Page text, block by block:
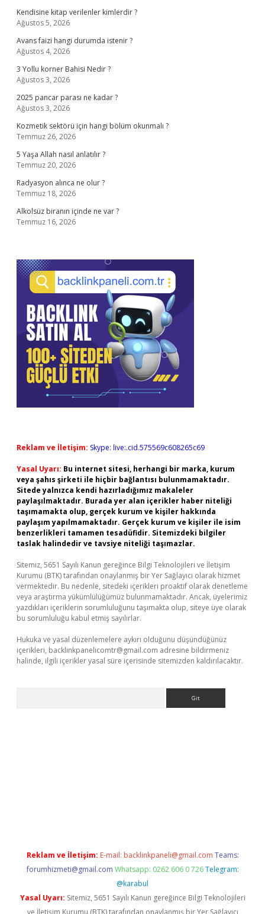
Kendisine kitap verilenler kimlerdir ?
Ağustos 5, 2026
Avans faizi hangi durumda istenir ?
Ağustos 4, 2026
3 Yollu korner Bahisi Nedir ?
Ağustos 3, 2026
2025 pancar parası ne kadar ?
Ağustos 3, 2026
Kozmetik sektörü için hangi bölüm okunmalı ?
Temmuz 26, 2026
5 Yaşa Allah nasıl anlatılır ?
Temmuz 20, 2026
Radyasyon alınca ne olur ?
Temmuz 18, 2026
Alkolsüz biranın içinde ne var ?
Temmuz 16, 2026
Reklam ve İletişim: Skype: live:.cid.575569c608265c69
Yasal Uyarı: Bu internet sitesi, herhangi bir marka, kurum
veya şahıs şirketi ile hiçbir bağlantısı bulunmamaktadır.
Sitede yalnızca kendi hazırladığımız makaleler
paylaşılmaktadır. Burada yer alan içerikler haber niteliği
taşımamakta olup, gerçek kurum ve kişiler hakkında
paylaşım yapılmamaktadır. Gerçek kurum ve kişiler ile isim
benzerlikleri tamamen tesadüfidir. Sitemizdeki bilgiler
taslak halindedir ve tavsiye niteliği taşımazlar.
Sitemiz, 5651 Sayılı Kanun gereğince Bilgi Teknolojileri ve İletişim
Kurumu (BTK) tarafından onaylanmış bir Yer Sağlayıcı olarak hizmet
vermektedir. Bu nedenle, sitedeki içerikleri proaktif olarak denetleme
veya araştırma yükümlülüğümüz bulunmamaktadır. Ancak, üyelerimiz
yazdıkları içeriklerin sorumluluğunu taşımakta olup, siteye üye olarak
bu sorumluluğu kabul etmiş sayılırlar.
Hukuka ve yasal düzenlemelere aykırı olduğunu düşündüğünüz
içerikleri, backlinkpanelicomtr@gmail.com adresine bildirmeniz
halinde, ilgili içerikler yasal süre içerisinde sitemizden kaldırılacaktır.
Reklam ve İletişim: E-mail: backlinkpaneli@gmail.com Teams:
forumhizmeti@gmail.com Whatsapp: 0262 606 0 726 Telegram:
@karabul
Yasal Uyarı: Sitemiz, 5651 Sayılı Kanun gereğince Bilgi Teknolojileri
ve İletişim Kurumu (BTK) tarafından onaylanmış bir Yer Sağlayıcı